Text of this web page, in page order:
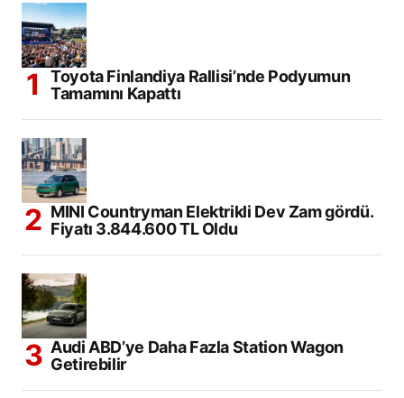
Toyota Finlandiya Rallisi’nde Podyumun
Tamamını Kapattı
MINI Countryman Elektrikli Dev Zam gördü.
Fiyatı 3.844.600 TL Oldu
Audi ABD’ye Daha Fazla Station Wagon
Getirebilir